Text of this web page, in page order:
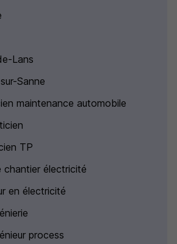
Lans
Sanne
maintenance automobile
TP
chantier électricité
en électricité
process